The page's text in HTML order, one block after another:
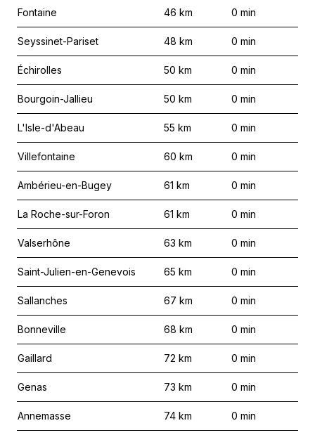
Fontaine 46 km 0 min
Seyssinet-Pariset 48 km 0 min
Échirolles 50 km 0 min
Bourgoin-Jallieu 50 km 0 min
L'Isle-d'Abeau 55 km 0 min
Villefontaine 60 km 0 min
Ambérieu-en-Bugey 61 km 0 min
La Roche-sur-Foron 61 km 0 min
Valserhône 63 km 0 min
Saint-Julien-en-Genevois 65 km 0 min
Sallanches 67 km 0 min
Bonneville 68 km 0 min
Gaillard 72 km 0 min
Genas 73 km 0 min
Annemasse 74 km 0 min